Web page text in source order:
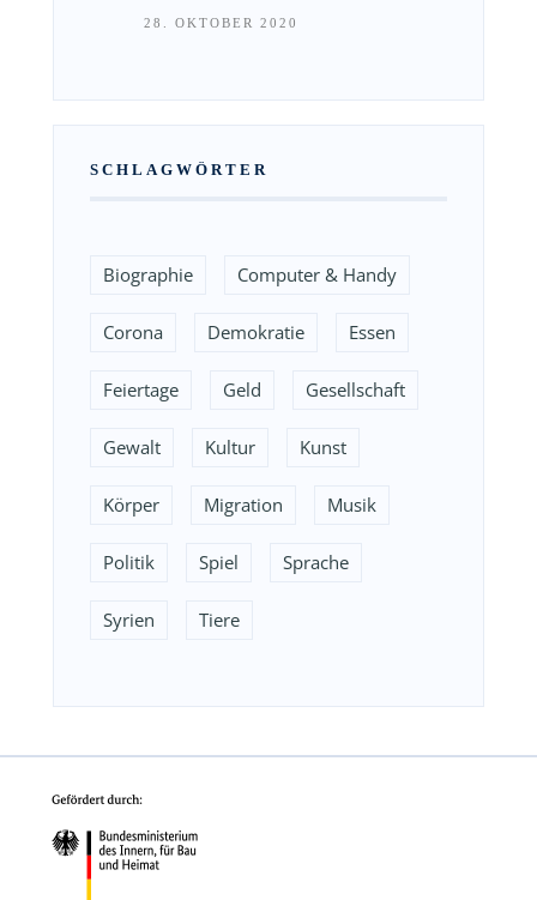
28. OKTOBER 2020
SCHLAGWÖRTER
Biographie Computer & Handy
Corona Demokratie Essen
Feiertage Geld Gesellschaft
Gewalt Kultur Kunst
Körper Migration Musik
Politik Spiel Sprache
Syrien Tiere